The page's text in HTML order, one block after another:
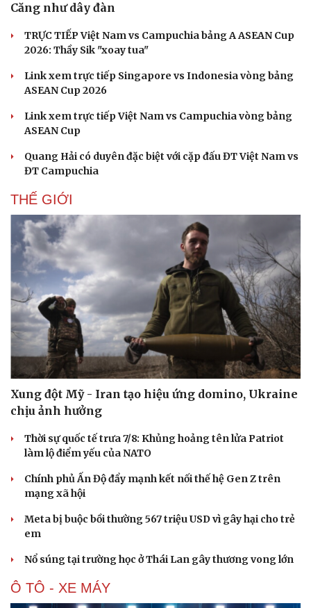
Cải chính
Căng như dây đàn
TRỰC TIẾP Việt Nam vs Campuchia bảng A ASEAN Cup
2026: Thầy Sik "xoay tua"
Link xem trực tiếp Singapore vs Indonesia vòng bảng
ASEAN Cup 2026
Link xem trực tiếp Việt Nam vs Campuchia vòng bảng
ASEAN Cup
Quang Hải có duyên đặc biệt với cặp đấu ĐT Việt Nam vs
ĐT Campuchia
THẾ GIỚI
Xung đột Mỹ - Iran tạo hiệu ứng domino, Ukraine
chịu ảnh hưởng
Thời sự quốc tế trưa 7/8: Khủng hoảng tên lửa Patriot
làm lộ điểm yếu của NATO
Chính phủ Ấn Độ đẩy mạnh kết nối thế hệ Gen Z trên
mạng xã hội
Meta bị buộc bồi thường 567 triệu USD vì gây hại cho trẻ
em
Nổ súng tại trường học ở Thái Lan gây thương vong lớn
Ô TÔ - XE MÁY